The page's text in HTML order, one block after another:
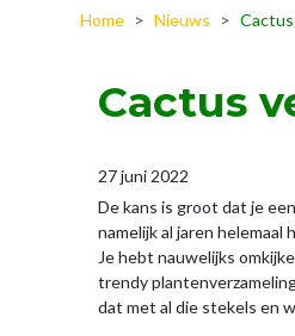
Home > Nieuws >
Cactus
27 juni 2022
De kans is groot dat je
namelijk al jaren
Je hebt nauwelijks
trendy
dat met al die stekels en